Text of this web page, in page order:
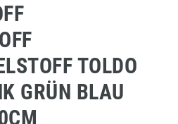
TOLDO
GRÜN BLAU